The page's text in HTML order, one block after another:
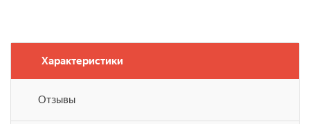
Характеристики
Отзывы